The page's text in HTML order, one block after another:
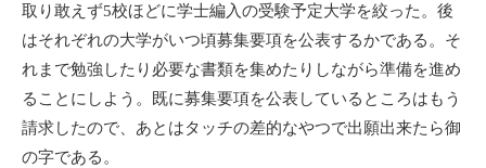
取り敢えず5校ほどに学士編入の受験予定大学を絞った。後
はそれぞれの大学がいつ頃募集要項を公表するかである。そ
れまで勉強したり必要な書類を集めたりしながら準備を進め
ることにしよう。既に募集要項を公表しているところはもう
請求したので、あとはタッチの差的なやつで出願出来たら御
の字である。